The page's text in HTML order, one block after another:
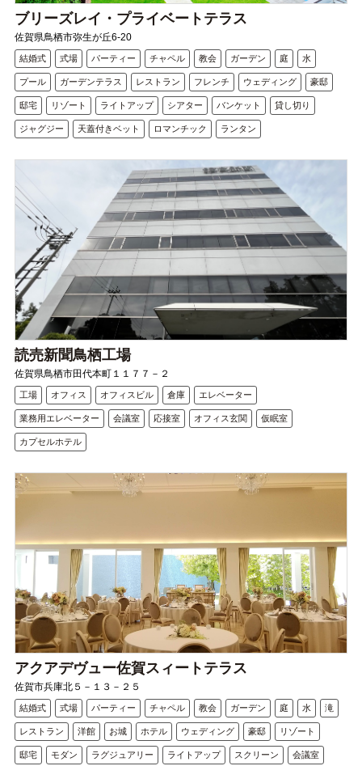
ブリーズレイ・プライベートテラス
佐賀県鳥栖市弥生が丘6-20
結婚式 式場 パーティー チャペル 教会 ガーデン 庭 水
プール ガーデンテラス レストラン フレンチ ウェディング 豪邸
邸宅 リゾート ライトアップ シアター バンケット 貸し切り
ジャグジー 天蓋付きベット ロマンチック ランタン
読売新聞鳥栖工場
佐賀県鳥栖市田代本町１１７７－２
工場 オフィス オフィスビル 倉庫 エレベーター
業務用エレベーター 会議室 応接室 オフィス玄関 仮眠室
カプセルホテル
アクアデヴュー佐賀スィートテラス
佐賀市兵庫北５－１３－２５
結婚式 式場 パーティー チャペル 教会 ガーデン 庭 水 滝
レストラン 洋館 お城 ホテル ウェディング 豪邸 リゾート
邸宅 モダン ラグジュアリー ライトアップ スクリーン 会議室